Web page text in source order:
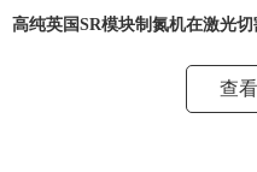
高纯英国SR模块制氮机在激光切
查